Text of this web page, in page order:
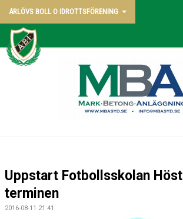
ARLÖVS BOLL O IDROTTSFÖRENING
NYHETER
POLICY
Uppstart Fotbollsskolan Höst
terminen
2016-08-11 21:41